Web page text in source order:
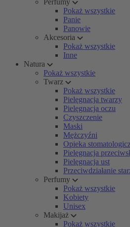
Perfumy
Pokaż wszystkie
Panie
Panowie
Akcesoria
Pokaż wszystkie
Inne
Natura
Pokaż wszystkie
Twarz
Pokaż wszystkie
Pielęgnacja twarzy
Pielęgnacja oczu
Czyszczenie
Maski
Mężczyźni
Opieka
Pielęgnacja
Pielęgnacja ust
Przeciwdziałanie
Perfumy
Pokaż wszystkie
Kobiety
Unisex
Makijaż
Pokaż wszystkie